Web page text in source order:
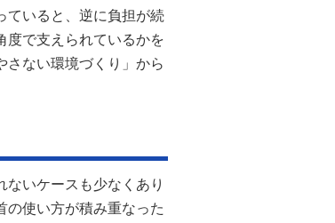
ていると、逆に負担が続
度で支えられているかを
さない環境づくり」から
いケースも少なくあり
の使い方が積み重なった